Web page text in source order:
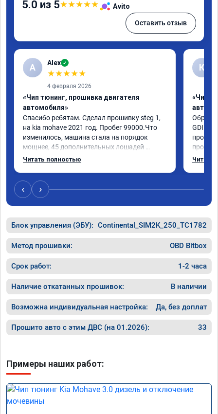
5.0 из 5★★★★★ Avito
Оставить отзыв
A Alex ✓
★★★★★
4 февраля 2026
«Чип тюнинг, прошивка двигателя
автомобиля»
Спасибо ребятам. Сделал прошивку steg 1,
на kia mohave 2021 год. Пробег 99000.Что
изменилось, машина стала на порядок
мощнее, 45 дополнительных лошадей
существенно чувствуется и соответственно
катаюсь, держит 12-12.5. Коробка
перестала подпинывать при наборе
скорости. Педаль газа более отзывчевее. В
Читать полностью
К
«Чип
GDI.
похоже
способ
общем
Читать
‹ ›
Блок управления (ЭБУ): Continental_SIM2K_250_TC1782
Метод прошивки: OBD Bitbox
Срок работ: 1-2 часа
Наличие откатанных прошивок: В наличии
Возможна индивидуальная настройка: Да, без доплат
Прошито авто с этим ДВС (на 01.2026): 33
Примеры наших работ: